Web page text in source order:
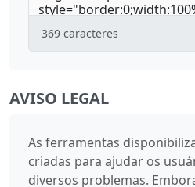
369 caracteres
AVISO LEGAL
As ferramentas
criadas para ajudar os
diversos problemas.